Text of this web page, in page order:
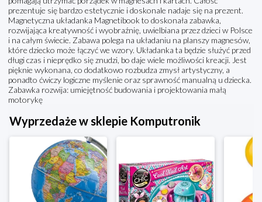
prezentuje się bardzo estetycznie i doskonale nadaje się na prezent.
Magnetyczna układanka Magnetibook to doskonała zabawka,
rozwijająca kreatywność i wyobraźnię, uwielbiana przez dzieci w Polsce
i na całym świecie. Zabawa polega na układaniu na planszy magnesów,
które dziecko może łączyć we wzory. Układanka ta będzie służyć przed
długi czas i nieprędko się znudzi, bo daje wiele możliwości kreacji. Jest
pięknie wykonana, co dodatkowo rozbudza zmysł artystyczny, a
ponadto ćwiczy logiczne myślenie oraz sprawność manualną u dziecka.
Zabawka rozwija: umiejętność budowania i projektowania małą
motorykę
Wyprzedaże w sklepie Komputronik